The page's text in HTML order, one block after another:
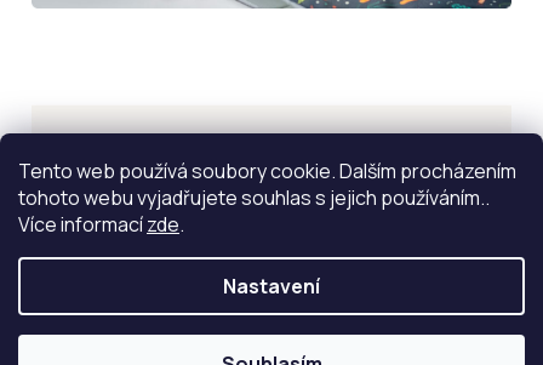
Tento web používá soubory cookie. Dalším procházením
tohoto webu vyjadřujete souhlas s jejich používáním..
Více informacízde.
Nastavení
Inspirace
ZOBRAZIT VÍCE